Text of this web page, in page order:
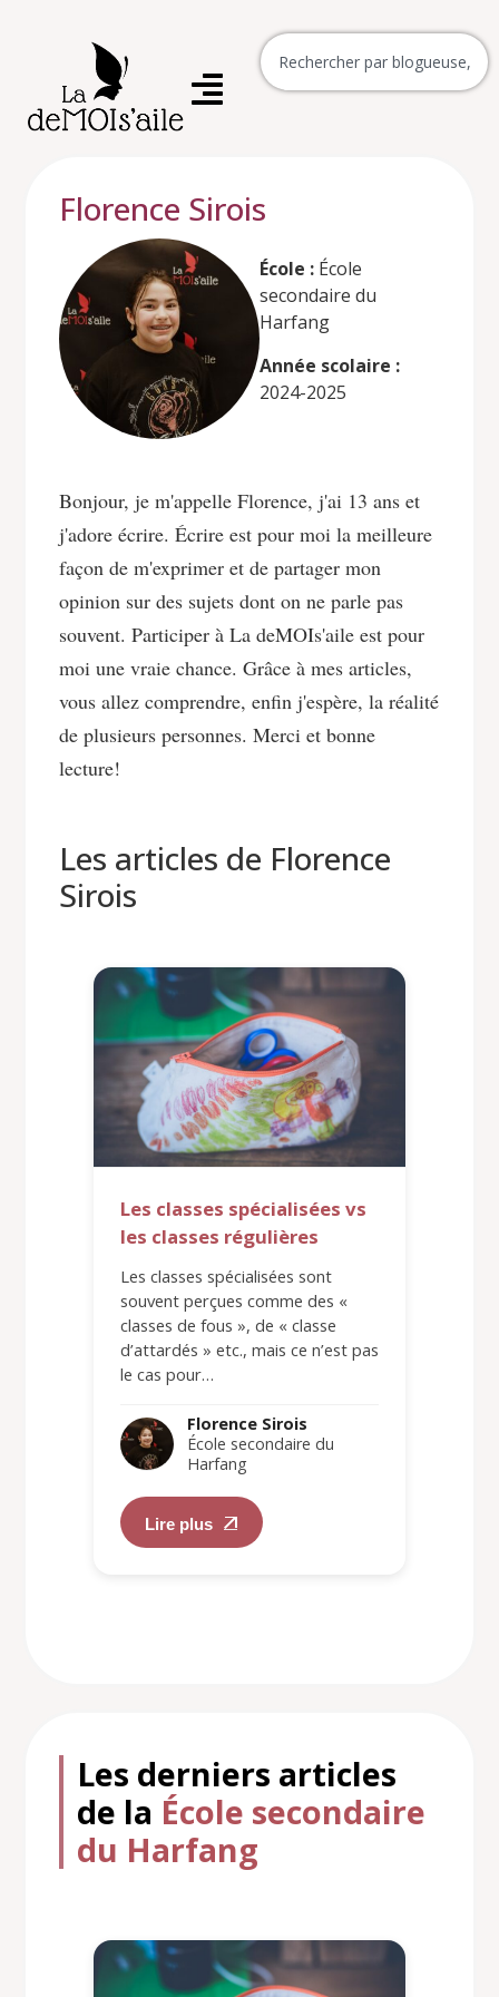
Florence Sirois
École : École
secondaire du
Harfang
Année scolaire :
2024-2025
Bonjour, je m'appelle Florence, j'ai 13 ans et
j'adore écrire. Écrire est pour moi la meilleure
façon de m'exprimer et de partager mon
opinion sur des sujets dont on ne parle pas
souvent. Participer à La deMOIs'aile est pour
moi une vraie chance. Grâce à mes articles,
vous allez comprendre, enfin j'espère, la réalité
de plusieurs personnes. Merci et bonne
lecture!
Les articles de Florence
Sirois
Les classes spécialisées vs
les classes régulières
Les classes spécialisées sont
souvent perçues comme des «
classes de fous », de « classe
d’attardés » etc., mais ce n’est pas
le cas pour…
Florence Sirois
École secondaire du
Harfang
Lire plus
Les derniers articles
de la École secondaire
du Harfang